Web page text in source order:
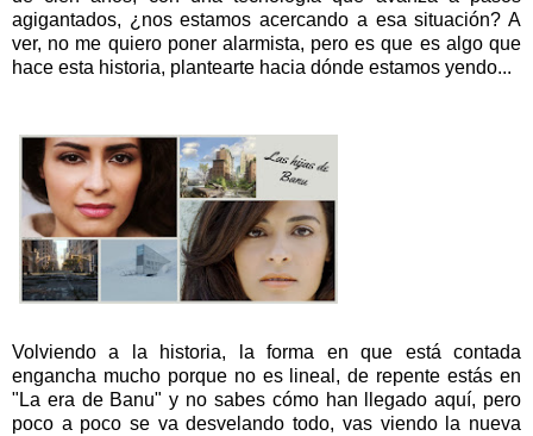
agigantados, ¿nos estamos acercando a esa situación? A
ver, no me quiero poner alarmista, pero es que es algo que
hace esta historia, plantearte hacia dónde estamos yendo...
Volviendo a la historia, la forma en que está contada
engancha mucho porque no es lineal, de repente estás en
"La era de Banu" y no sabes cómo han llegado aquí, pero
poco a poco se va desvelando todo, vas viendo la nueva